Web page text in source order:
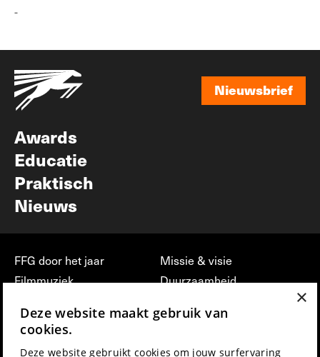
-
Nieuwsbrief
Awards
Educatie
Praktisch
Nieuws
FFG door het jaar
Filmmuziek
Press & Industry
Missie & visie
Duurzaamheid
vrijwilligerswerk bij FFG
×
Deze website maakt gebruik van
cookies.
Deze website gebruikt cookies om jouw surfervaring